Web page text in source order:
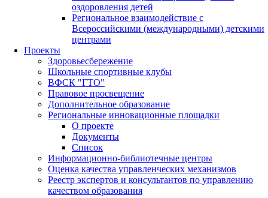
оздоровления детей
Региональное взаимодействие с
Всероссийскими (международными) детскими
центрами
Проекты
Здоровьесбережение
Школьные спортивные клубы
ВФСК "ГТО"
Правовое просвещение
Дополнительное образование
Региональные инновационные площадки
О проекте
Документы
Список
Информационно-библиотечные центры
Оценка качества управленческих механизмов
Реестр экспертов и консультантов по управлению
качеством образования